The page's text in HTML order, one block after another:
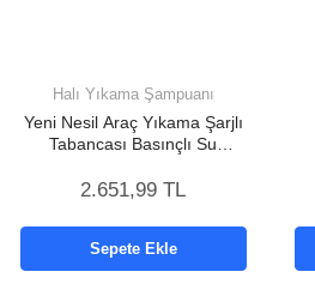
Halı Yıkama Şampuanı
Yeni Nesil Araç Yıkama Şarjlı
Tabancası Basınçlı Su
2.651,99 TL
Sepete Ekle